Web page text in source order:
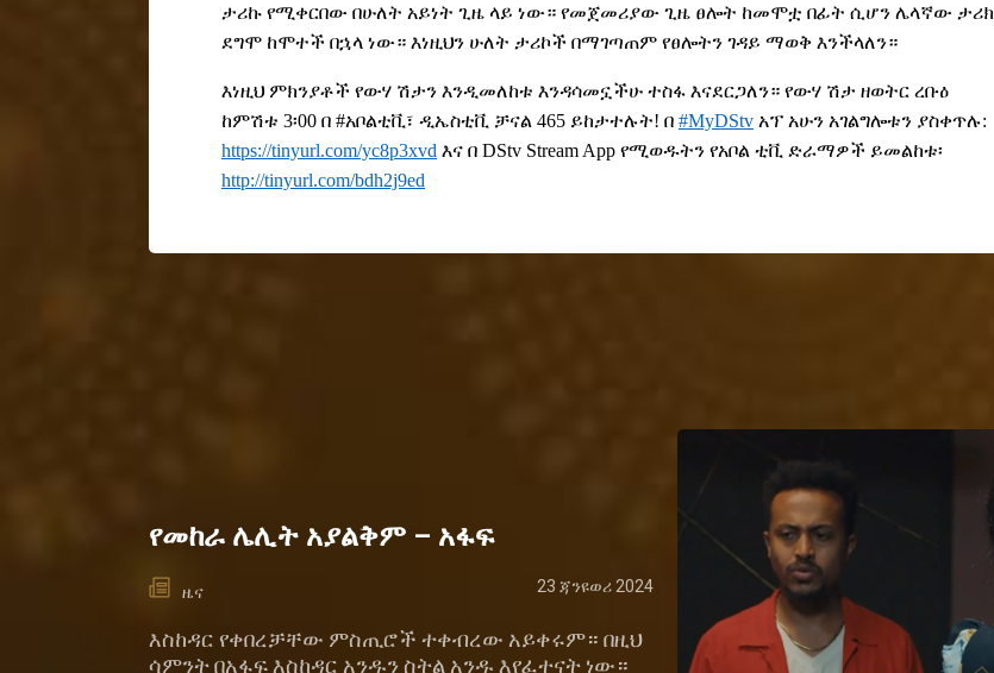
ታሪኩ የሚቀርበው በሁለት አይነት ጊዜ ላይ ነው። የመጀመሪያው ጊዜ ፀሎት ከመሞቷ በፊት ሲሆን ሌላኛው ታሪክ
ደግሞ ከሞተች በኋላ ነው። እነዚህን ሁለት ታሪኮች በማገጣጠም የፀሎትን ገዳይ ማወቅ እንችላለን።
እነዚህ ምክንያቶች የውሃ ሽታን እንዲመለከቱ እንዳሳመኗችሁ ተስፋ እናደርጋለን። የውሃ ሽታ ዘወትር ረቡዕ
ከምሽቱ 3፡00 በ #አቦልቲቪ፣ ዲኤስቲቪ ቻናል 465 ይከታተሉት! በ #MyDStv አፕ አሁን አገልግሎቱን ያስቀጥሉ:
https://tinyurl.com/yc8p3xvd እና በ DStv Stream App የሚወዱትን የአቦል ቲቪ ድራማዎች ይመልከቱ፡
http://tinyurl.com/bdh2j9ed
የመከራ ሌሊት አያልቅም – አፋፍ
ዜና 23 ጃንዩወሪ 2024
እስከዳር የቀበረቻቸው ምስጢሮች ተቀብረው አይቀሩም። በዚህ
ሳምንት በአፋፍ እስከዳር አንዱን ስትል አንዱ እየፈተናት ነው።